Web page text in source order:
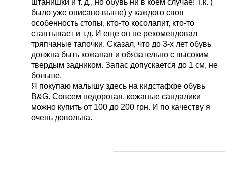
штанишки и т. д., но обувь ни в коем случае! Т.к. (
было уже описано выше) у каждого своя
особенность стопы, кто-то косолапит, кто-то
стаптывает и т.д. И еще он не рекомендовал
тряпчаные тапочки. Сказал, что до 3-х лет обувь
должна быть кожаная и обязательно с высоким
твердым задником. Запас допускается до 1 см, не
больше.
Я покупаю малышу здесь на кидстаффе обувь
B&G. Совсем недорогая, кожаные сандалики
можно купить от 100 до 200 грн. И по качеству я
очень довольна.